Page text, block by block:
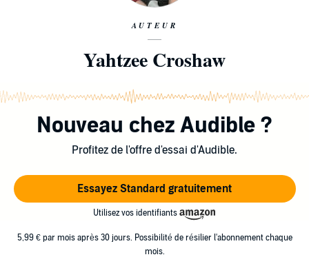
AUTEUR
Yahtzee Croshaw
Nouveau chez Audible ?
Profitez de l'offre d'essai d'Audible.
Essayez Standard gratuitement
Utilisez vos identifiants
5,99 € par mois après 30 jours. Possibilité de résilier l'abonnement chaque
mois.